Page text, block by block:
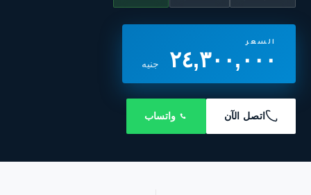
السعر
٢٤,٣٠٠,٠٠٠ جنيه
اتصل الآن واتساب